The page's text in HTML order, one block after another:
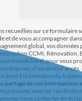
recueillies sur ce formulaire
et de vous accompagner
global, vos données
CCMI, Rénovation,
immobilière) pour vous
disposez d'un droit
droit à la limitation du
partage de vos informations
pouvez exercer ces droits
nous contacter en